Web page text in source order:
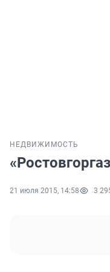
НЕДВИЖИМОСТЬ
21 июля 2015, 14:58 3